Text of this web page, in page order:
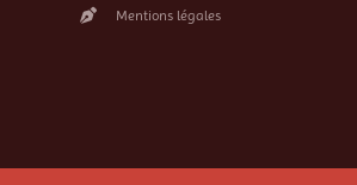
Mentions légales